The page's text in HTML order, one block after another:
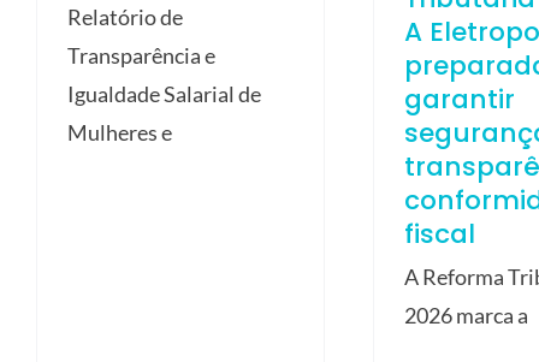
Relatório de
Transparência e
Igualdade Salarial de
Mulheres e
A
garantir
fiscal
A Reforma
2026 marca a